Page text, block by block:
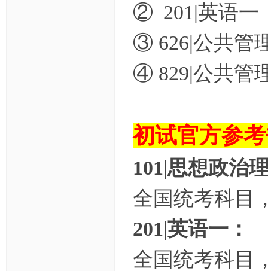
② 201|英语
③ 626|公共管
④ 829|公共管
初试官方参
101|思想政治
全国统考科目
201|英语一：
全国统考科目